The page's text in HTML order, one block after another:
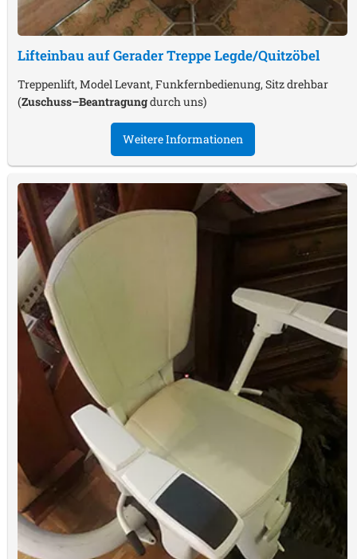
Lifteinbau auf Gerader TreppeLegde/Quitzöbel
Treppenlift, Model Levant, Funkfernbedienung, Sitz drehbar
(Zuschuss–Beantragungdurch uns)
Weitere Informationen